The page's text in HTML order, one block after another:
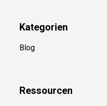
Kategorien
Blog
Ressourcen